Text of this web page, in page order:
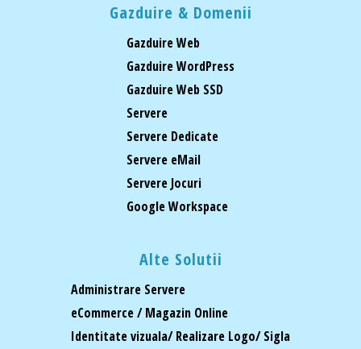
Gazduire & Domenii
Gazduire Web
Gazduire WordPress
Gazduire Web SSD
Servere
Servere Dedicate
Servere eMail
Servere Jocuri
Google Workspace
Alte Solutii
Administrare Servere
eCommerce / Magazin Online
Identitate vizuala/ Realizare Logo/ Sigla